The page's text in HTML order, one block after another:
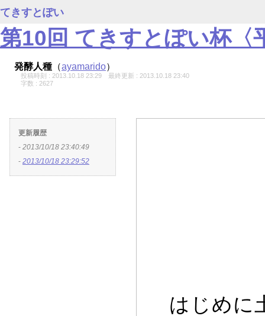
てきすとぽい
第10回 てきすとぽい杯〈 〔
発酵人種 （ayamarido）
投稿時刻 : 2013.10.18 23:29
最終更新 : 2013.10.18 23:40
字数 : 2627
更新履歴
- 2013/10/18 23:40:49
- 2013/10/18 23:29:52
はじめに